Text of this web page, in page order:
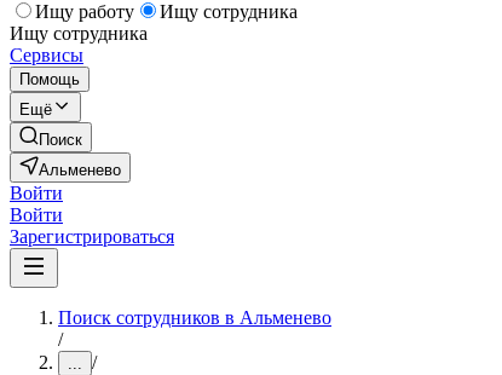
Ищу работу
Ищу сотрудника
Ищу сотрудника
Сервисы
Помощь
Ещё
Поиск
Альменево
Войти
Войти
Зарегистрироваться
Поиск сотрудников в Альменево
/
... /